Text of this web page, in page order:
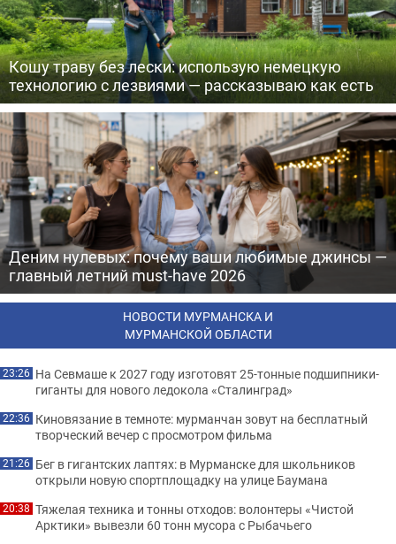
Кошу траву без лески: использую немецкую
технологию с лезвиями — рассказываю как есть
Деним нулевых: почему ваши любимые джинсы —
главный летний must-have 2026
НОВОСТИ МУРМАНСКА И
МУРМАНСКОЙ ОБЛАСТИ
23:26 На Севмаше к 2027 году изготовят 25-тонные подшипники-
гиганты для нового ледокола «Сталинград»
22:36 Киновязание в темноте: мурманчан зовут на бесплатный
творческий вечер с просмотром фильма
21:26 Бег в гигантских лаптях: в Мурманске для школьников
открыли новую спортплощадку на улице Баумана
20:38 Тяжелая техника и тонны отходов: волонтеры «Чистой
Арктики» вывезли 60 тонн мусора с Рыбачьего